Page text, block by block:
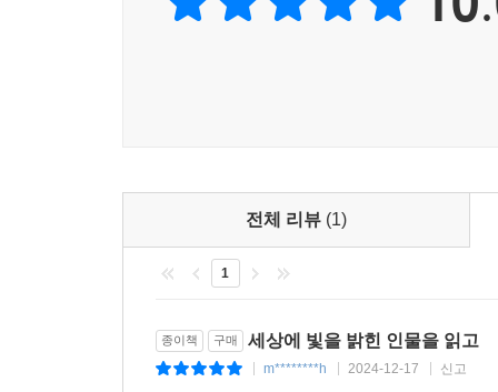
전체 리뷰 (1)
1
종이책 구매 세상에 빛을 밝힌 인물을 읽고
m********h 2024-12-17 신고